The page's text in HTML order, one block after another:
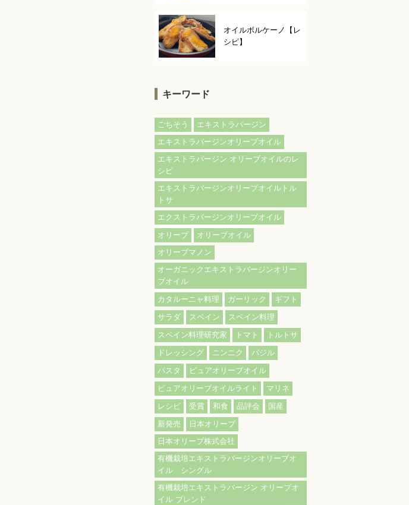
オイルボルケーノ【レ
シピ】
キーワード
ごちそう
エキストラバージン
エキストラバージンオリーブオイル
エキストラバージン オリーブオイルのレ
シピ
エキストラバージンオリーブオイルトル
トサ
エクストラバージンオリーブオイル
オリーブ
オリーブオイル
オリーブマノン
オーガニックエキストラバージンオリー
ブオイル
カタルーニャ料理
ガーリック
ギフト
サラダ
スペイン
スペイン料理
スペイン料理研究家
トマト
トルトサ
ドレッシング
ニンニク
バジル
パスタ
ピュアオリーブオイル
ピュアオリーブオイルライト
マリネ
レシピ
受賞 和食 品評会
国産
新発売
日本オリーブ
日本オリーブ株式会社
有機栽培エキストラバージンオリーブオ
イル シングル
有機栽培エキストラバージン オリーブオ
イル ブレンド